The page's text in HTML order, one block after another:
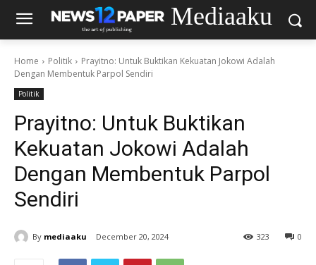
Mediaaku
Home Politik
Prayitno: Untuk Buktikan Kekuatan Jokowi Adalah
Dengan Membentuk Parpol Sendiri
Politik
Prayitno: Untuk Buktikan
Kekuatan Jokowi Adalah
Dengan Membentuk Parpol
Sendiri
By mediaaku December 20, 2024 0
323